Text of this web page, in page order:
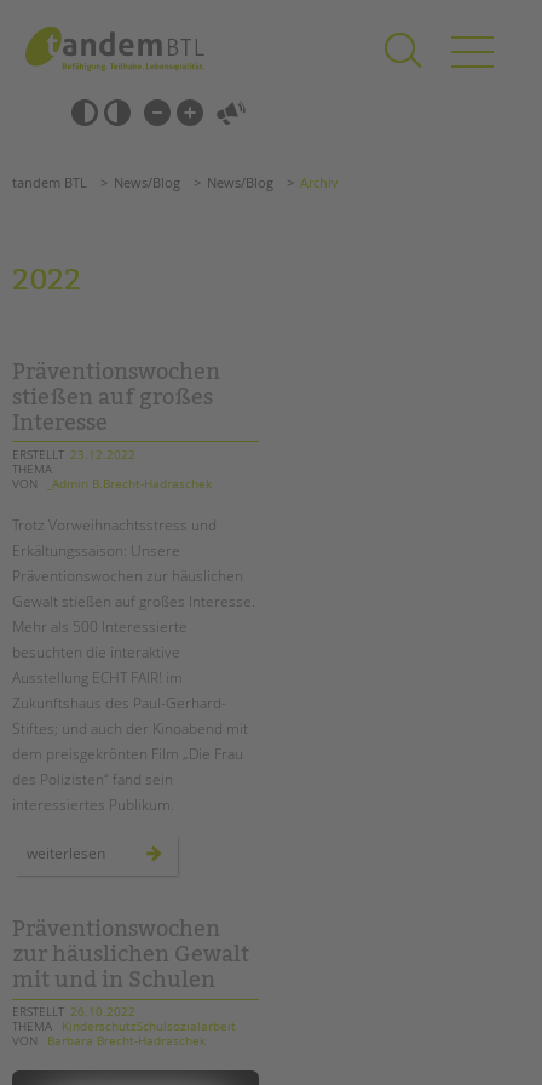
springen
Barrierefrei-
Einstellungen
überspringen
überspringen
Förderzentren
Kollegs
EFöB
Schulbezogene Sozialarbeit
Tagesgruppen
HILFEN ZUR ERZIEHUNG
EINGLIEDERUNGSHILFE
BETREUTES WOHNEN
TANDEM BTL AKADEMIE
Zertfikatskurse
Seminarkalender
Seminarräume
STADTTEILARBEIT
Bereiche im Überblick
Kinder- und Jugendschutz
Unsere Videos
Gesellschafter VdK
tandem BTL News/Blog News/Blog Archiv
2022
Präventionswochen
stießen auf großes
Interesse
ERSTELLT 23.12.2022
THEMA
VON
_Admin B.Brecht-Hadraschek
Trotz Vorweihnachtsstress und
Erkältungssaison: Unsere
Präventionswochen zur häuslichen
Gewalt stießen auf großes Interesse.
Mehr als 500 Interessierte
besuchten die interaktive
Ausstellung ECHT FAIR! im
Zukunftshaus des Paul-Gerhard-
Stiftes; und auch der Kinoabend mit
dem preisgekrönten Film „Die Frau
des Polizisten“ fand sein
interessiertes Publikum.
weiterlesen präventionswochen
stießen
Präventionswochen
zur häuslichen Gewalt
mit und in Schulen
ERSTELLT 26.10.2022
THEMA
KinderschutzSchulsozialarbeit
VON
Barbara Brecht-Hadraschek